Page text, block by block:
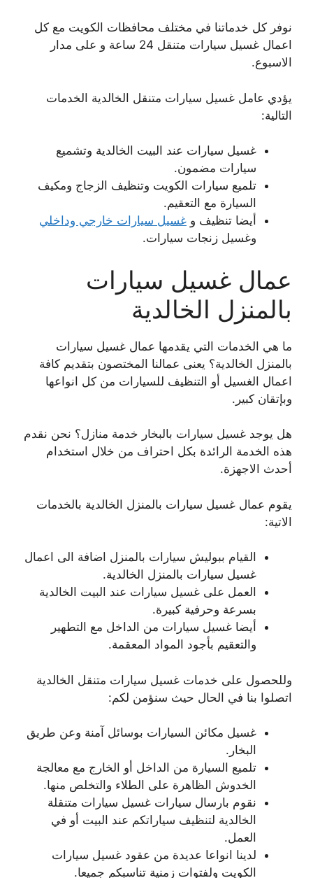
نوفر كل خدماتنا في مختلف محافظات الكويت مع كل
اعمال غسيل سيارات متنقل 24 ساعة و على مدار
الاسبوع.
يؤدي عامل غسيل سيارات متنقل الخالدية الخدمات
التالية:
غسيل سيارات عند البيت الخالدية وتشميع
سيارات مضمون.
تلميع سيارات الكويت وتنظيف الزجاج ومكيف
السيارة مع التعقيم.
أيضا تنظيف و غسيل سيارات خارجي وداخلي
وغسيل زنجات سيارات.
عمال غسيل سيارات
بالمنزل الخالدية
ما هي الخدمات التي يقدمها عمال غسيل سيارات
بالمنزل الخالدية؟ يعنى عمالنا المختصون بتقديم كافة
اعمال الغسيل أو التنظيف للسيارات من كل انواعها
وبإتقان كبير.
هل يوجد غسيل سيارات بالبخار خدمة منازل؟ نحن نقدم
هذه الخدمة الرائدة بكل احتراف من خلال استخدام
أحدث الاجهزة.
يقوم عمال غسيل سيارات بالمنزل الخالدية بالخدمات
الاتية:
القيام ببوليش سيارات بالمنزل اضافة الى اعمال
غسيل سيارات بالمنزل الخالدية.
العمل على غسيل سيارات عند البيت الخالدية
بسرعة وحرفية كبيرة.
أيضا غسيل سيارات من الداخل مع التطهير
والتعقيم بأجود المواد المعقمة.
وللحصول على خدمات غسيل سيارات متنقل الخالدية
اتصلوا بنا في الحال حيث سنؤمن لكم:
غسيل مكائن السيارات بوسائل آمنة وعن طريق
البخار.
تلميع السيارة من الداخل أو الخارج مع معالجة
الخدوش الظاهرة على الطلاء والتخلص منها.
نقوم بارسال سيارات غسيل سيارات متنقلة
الخالدية لتنظيف سياراتكم عند البيت أو في
العمل.
لدينا انواعا عديدة من عقود غسيل سيارات
الكويت ولفتوات زمنية تناسبكم جميعا.